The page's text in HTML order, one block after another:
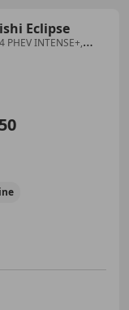
Eclipse
PHEV INTENSE+,